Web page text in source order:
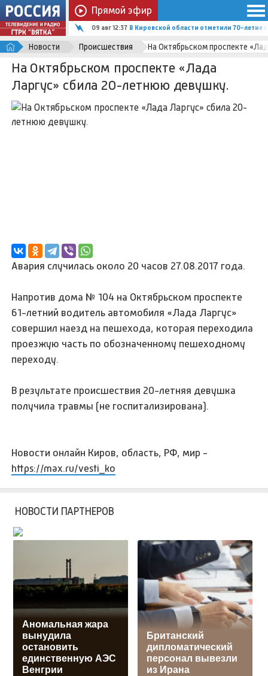
Прямой эфир
09 авг 12:37 В Кировской области отметили 70-летие
Новости Происшествия На Октябрьском проспекте
На Октябрьском проспекте «Лада
Ларгус» сбила 20-летнюю девушку.
Авария случилась около 20 часов 27.08.2017 года.
Напротив дома № 104 на Октябрьском проспекте
61-летний водитель автомобиля «Лада Ларгус»
совершил наезд на пешехода, которая переходила
проезжую часть по обозначенному пешеходному
переходу.
В результате происшествия 20-летняя девушка
получила травмы (не госпитализирована).
Новости онлайн Киров, область, РФ, мир -
https://max.ru/vesti_ko
НОВОСТИ ПАРТНЕРОВ
Аномальная жара
вынудила
остановить
единственную АЭС
Венгрии
Британский
дипломатический
персонал вывезли
из Ирана